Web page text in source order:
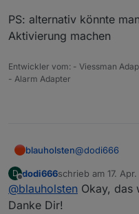
ihr auch vermisst,
kompliziert
Interesse daran
Danke und Grüße
PS: alternativ könnte
Aktivierung machen
Entwickler vom: - Viessman
- Alarm Adapter
blauholsten@dodi666
Hallo,
D
Offline
dodi666schrieb am 17.
zuletzt editiert von
@blauholsten Okay, das
Danke Dir!